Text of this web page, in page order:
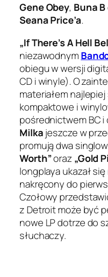
Gene Obey, Buna B
Seana Price’a.
„If There’s A Hell
niezawodnym
obiegu w wersji
CD i winyle). O
materiałem
kompaktowe i
pośrednictwem BC
Milkajeszcze w
promują dwa
Worth”oraz „Gold
longplaya ukazał
nakręcony do
Czołowy
z Detroit może być
nowe LP dotrze do
słuchaczy.